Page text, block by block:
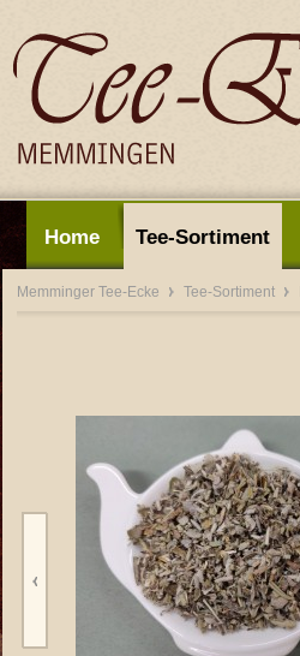
Home Tee-Sortiment
Memminger Tee-Ecke Tee-Sortiment